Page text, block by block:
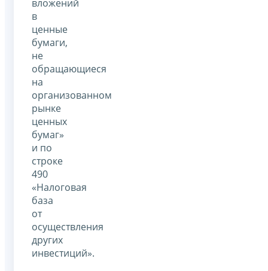
вложений
в
ценные
бумаги,
не
обращающиеся
на
организованном
рынке
ценных
бумаг»
и по
строке
490
«Налоговая
база
от
осуществления
других
инвестиций».